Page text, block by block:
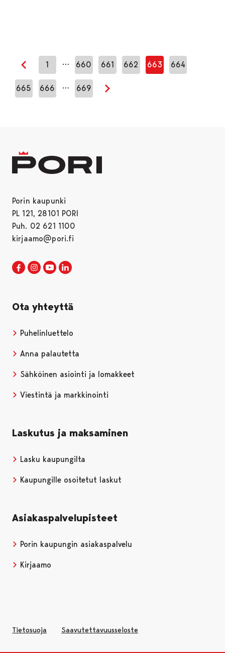
Edellinen sivu
1 … 660 661 662 663 664
665 666 … 669
Seuraava sivu
Porin kaupunki
PL 121, 28101 PORI
Puh. 02 621 1100
kirjaamo@pori.fi
Porin kaupunki Facebookissa
Avautuu uudessa välilehdessä
Porin kaupunki Instagramissa
Avautuu uudessa välilehdessä
Porin kaupunki Youtubessa
Avautuu uudessa välilehdessä
Ota yhteyttä
Puhelinluettelo
Anna palautetta
Sähköinen asiointi ja lomakkeet
Viestintä ja markkinointi
Laskutus ja maksaminen
Lasku kaupungilta
Kaupungille osoitetut laskut
Asiakaspalvelupisteet
Porin kaupungin asiakaspalvelu
Kirjaamo
Tietosuoja Saavutettavuusseloste